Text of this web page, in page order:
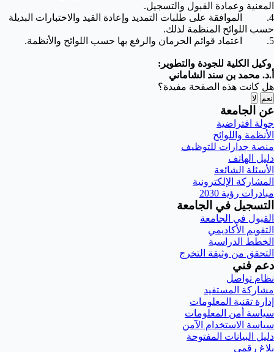
المعنية وعمادة القبول والتسجيل.
4. الموافقة على طلبات التمديد وإعادة القيد والاختبارات البديلة
حسب اللوائح المنظمة لذلك.
5. اعتماد قوائم الحرمان والرفع بها حسب اللوائح والأنظمة.
وكيل الكلية للجودة والتطوير:
أ.د. محمد بن سند الشاماني
هل كانت هذه الصفحة مفيدة؟
نعم لا
عن الجامعة
جولة افتراضية
الأنظمة واللوائح
منصة جدارات للتوظيف
دليل الهاتف
الأسئلة الشائعة
المشاركة الإلكترونية
مبادرات رؤية 2030
التسجيل في الجامعة
القبول في الجامعة
التقويم الأكاديمي
الخطط الدراسية
التحقق من وثيقة التخرج
دعم فني
نظام تواصل
مشاركة المستفيد
إدارة تقنية المعلومات
سياسة أمن المعلومات
سياسة الاستخدام الآمن
دليل البيانات المفتوحة
بلاغ رقمي